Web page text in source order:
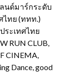
นด์มาร์กระดับ
ไทย (ททท.)
ะเทศไทย
RUN CLUB,
CINEMA,
Dance, good